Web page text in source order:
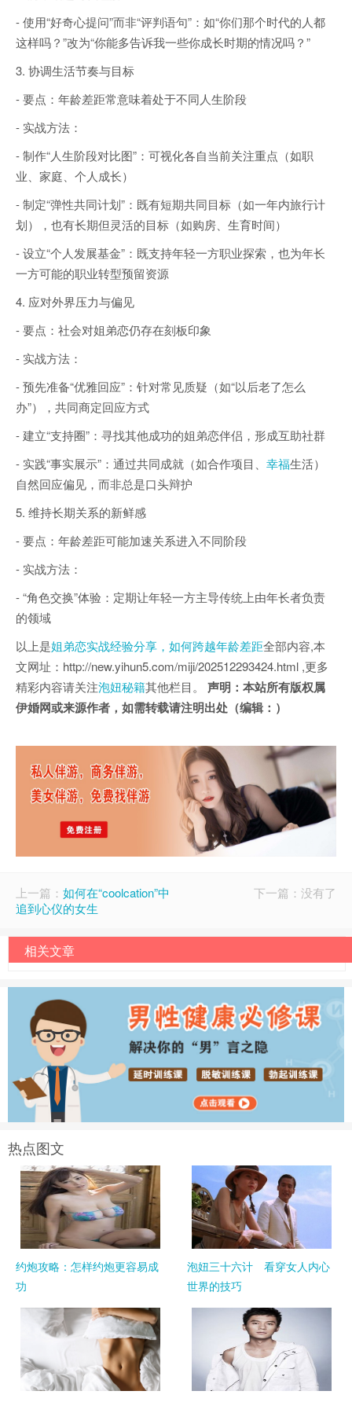
- 使用“好奇心提问”而非“评判语句”：如“你们那个时代的人都
这样吗？”改为“你能多告诉我一些你成长时期的情况吗？”
3. 协调生活节奏与目标
- 要点：年龄差距常意味着处于不同人生阶段
- 实战方法：
- 制作“人生阶段对比图”：可视化各自当前关注重点（如职
业、家庭、个人成长）
- 制定“弹性共同计划”：既有短期共同目标（如一年内旅行计
划），也有长期但灵活的目标（如购房、生育时间）
- 设立“个人发展基金”：既支持年轻一方职业探索，也为年长
一方可能的职业转型预留资源
4. 应对外界压力与偏见
- 要点：社会对姐弟恋仍存在刻板印象
- 实战方法：
- 预先准备“优雅回应”：针对常见质疑（如“以后老了怎么
办”），共同商定回应方式
- 建立“支持圈”：寻找其他成功的姐弟恋伴侣，形成互助社群
- 实践“事实展示”：通过共同成就（如合作项目、 幸福生活）
自然回应偏见，而非总是口头辩护
5. 维持长期关系的新鲜感
- 要点：年龄差距可能加速关系进入不同阶段
- 实战方法：
- “角色交换”体验：定期让年轻一方主导传统上由年长者负责
的领域
以上是姐弟恋实战经验分享，如何跨越年龄差距全部内容,本
文网址：http://new.yihun5.com/miji/202512293424.html ,更多
精彩内容请关注泡妞秘籍其他栏目。 声明：本站所有版权属
伊婚网或来源作者，如需转载请注明出处（编辑：）
上一篇： 如何在“coolcation”中
追到心仪的女生
下一篇：没有了
相关文章
热点图文
约炮攻略：怎样约炮更容易成
功
泡妞三十六计 看穿女人内心
世界的技巧